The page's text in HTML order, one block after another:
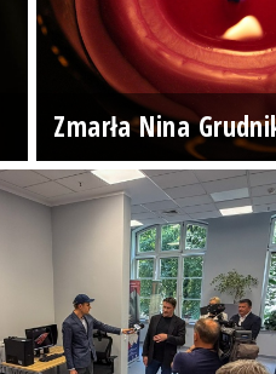
Zmarła Nina